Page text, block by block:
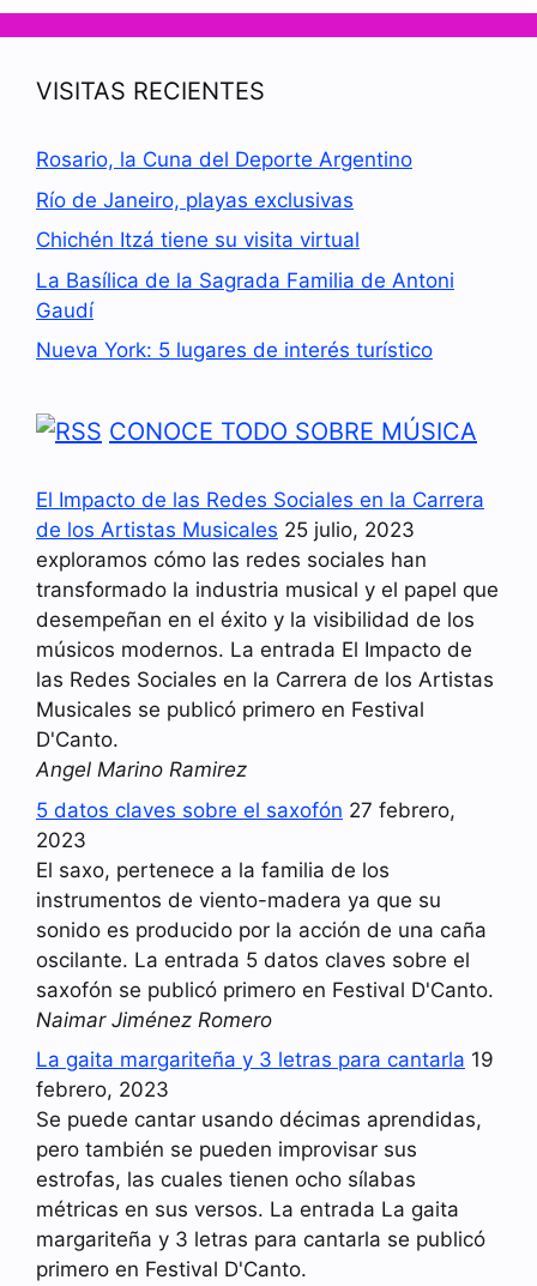
VISITAS RECIENTES
Rosario, la Cuna del Deporte Argentino
Río de Janeiro, playas exclusivas
Chichén Itzá tiene su visita virtual
La Basílica de la Sagrada Familia de Antoni
Gaudí
Nueva York: 5 lugares de interés turístico
CONOCE TODO SOBRE MÚSICA
El Impacto de las Redes Sociales en la Carrera
de los Artistas Musicales 25 julio, 2023
exploramos cómo las redes sociales han
transformado la industria musical y el papel que
desempeñan en el éxito y la visibilidad de los
músicos modernos. La entrada El Impacto de
las Redes Sociales en la Carrera de los Artistas
Musicales se publicó primero en Festival
D'Canto.
Angel Marino Ramirez
5 datos claves sobre el saxofón 27 febrero,
2023
El saxo, pertenece a la familia de los
instrumentos de viento-madera ya que su
sonido es producido por la acción de una caña
oscilante. La entrada 5 datos claves sobre el
saxofón se publicó primero en Festival D'Canto.
Naimar Jiménez Romero
La gaita margariteña y 3 letras para cantarla 19
febrero, 2023
Se puede cantar usando décimas aprendidas,
pero también se pueden improvisar sus
estrofas, las cuales tienen ocho sílabas
métricas en sus versos. La entrada La gaita
margariteña y 3 letras para cantarla se publicó
primero en Festival D'Canto.